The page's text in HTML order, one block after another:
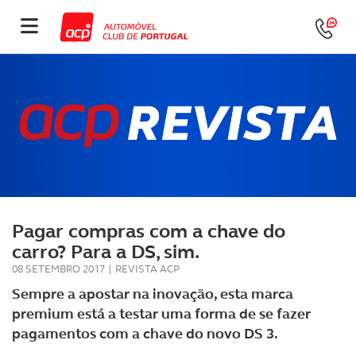
Pagar compras com a chave do
carro? Para a DS, sim.
08 SETEMBRO 2017 | REVISTA ACP
Sempre a apostar na inovação, esta marca
premium está a testar uma forma de se fazer
pagamentos com a chave do novo DS 3.